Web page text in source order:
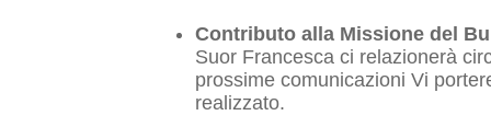
Contributo alla Missione del
Suor Francesca ci relazionerà
prossime comunicazioni Vi
realizzato.